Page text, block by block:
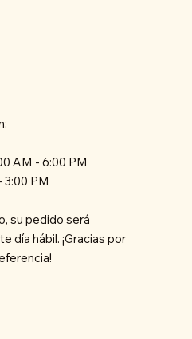
AM - 6:00 PM
3:00 PM
su pedido será
día hábil. ¡Gracias por